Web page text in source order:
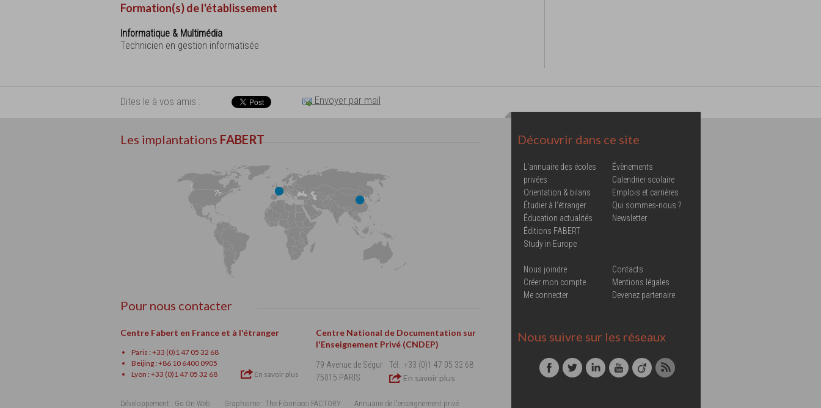
Formation(s) de l'établissement
Informatique & Multimédia
Technicien en gestion informatisée
Dites le à vos amis : Envoyer par mail
Les implantations FABERT
Pour nous contacter
Centre Fabert en France et à l'étranger
Paris : +33 (0)1 47 05 32 68
Beijing : +86 10 6400 0905
Lyon : +33 (0)1 47 05 32 68
En savoir plus
Centre National de Documentation sur
l'Enseignement Privé (CNDEP)
79 Avenue de Ségur
75015 PARIS
Tél. :+33 (0)1 47 05 32 68
En savoir plus
Développement : Go On Web Graphisme : The Fibonacci FACTORY Annuaire de l'enseignement privé
Découvrir dans ce site
L'annuaire des écoles
privées
Orientation & bilans
Étudier à l'étranger
Éducation actualités
Éditions FABERT
Study in Europe
Évènements
Calendrier scolaire
Emplois et carrières
Qui sommes-nous ?
Newsletter
Nous joindre
Créer mon compte
Me connecter
Contacts
Mentions légales
Devenez partenaire
Nous suivre sur les réseaux